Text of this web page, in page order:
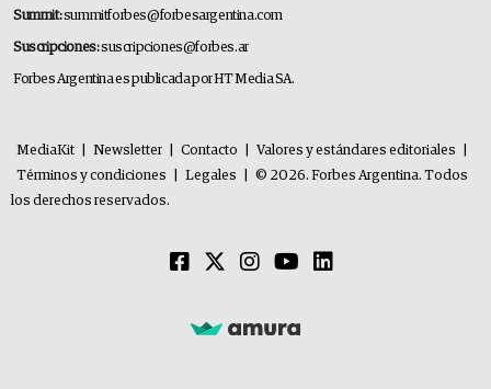
Summit:summitforbes@forbesargentina.com
Suscripciones:suscripciones@forbes.ar
Forbes Argentina es publicada por HT Media SA.
MediaKit Newsletter Contacto Valores y estándares editoriales
Términos y condiciones
Legales
© 2026. Forbes Argentina. Todos
los derechos reservados.